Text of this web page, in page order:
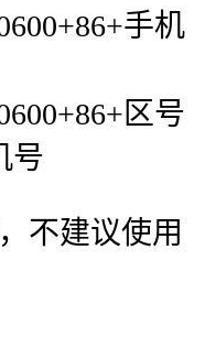
手机
区号
号
不建议使用